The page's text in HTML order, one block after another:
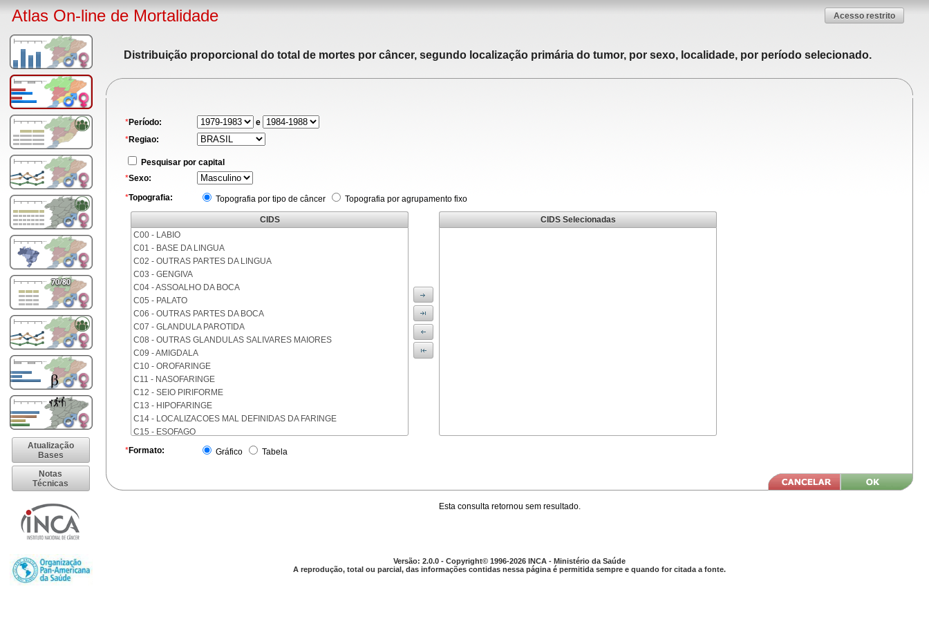
Atlas On-line de Mortalidade Acesso restrito
Atualização
Bases
Notas
Técnicas
Distribuição proporcional do total de mortes por câncer, segundo localização primária do tumor, por sexo, localidade, por período selecionado.
*Período:
e
*Regiao:
Pesquisar por capital
*Sexo:
*Topografia: Topografia por tipo de câncer Topografia por agrupamento fixo
CIDS
C00 - LABIO
C01 - BASE DA LINGUA
C02 - OUTRAS PARTES DA LINGUA
C03 - GENGIVA
C04 - ASSOALHO DA BOCA
C05 - PALATO
C06 - OUTRAS PARTES DA BOCA
C07 - GLANDULA PAROTIDA
C08 - OUTRAS GLANDULAS SALIVARES MAIORES
C09 - AMIGDALA
C10 - OROFARINGE
C11 - NASOFARINGE
C12 - SEIO PIRIFORME
C13 - HIPOFARINGE
C14 - LOCALIZACOES MAL DEFINIDAS DA FARINGE
C15 - ESOFAGO
C26 - LOCALIZACOES MAL DEFINIDAS NO APARELHO DIGESTIVO
CIDS Selecionadas
*Formato: Gráfico Tabela
Esta consulta retornou sem resultado.
Versão: 2.0.0 - Copyright© 1996-2026 INCA - Ministério da Saúde
A reprodução, total ou parcial, das informações contidas nessa página é permitida sempre e quando for citada a fonte.